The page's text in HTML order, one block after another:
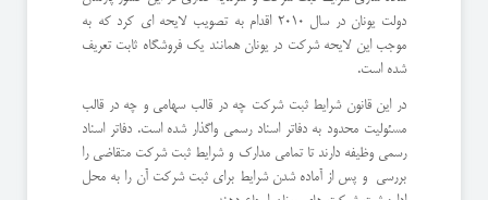
دولت یونان در سال 2010 اقدام به تصویب لایحه ای کرد که به
موجب این لایحه شرکت در یونان همانند یک فروشگاه ثابت تعریف
شده است.
در این قانون شرایط ثبت شرکت چه در قالب سهامی و چه در قالب
مسئولیت محدود به دفاتر اسناد رسمی واگذار شده است. دفاتر اسناد
رسمی وظیفه دارند تا تمامی مدارک و شرایط ثبت شرکت متقاضی را
بررسی و پس از آماده شدن شرایط برای ثبت شرکت آن را به محل